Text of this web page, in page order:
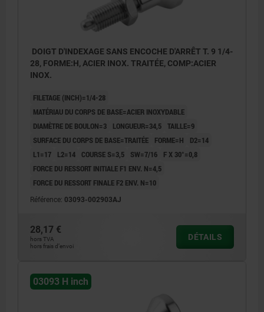
DOIGT D'INDEXAGE SANS ENCOCHE D'ARRÊT T. 9 1/4-
28, FORME:H, ACIER INOX. TRAITÉE, COMP:ACIER
INOX.
FILETAGE (INCH)=1/4-28
MATÉRIAU DU CORPS DE BASE=ACIER INOXYDABLE
DIAMÈTRE DE BOULON=3
LONGUEUR=34,5 TAILLE=9
SURFACE DU CORPS DE BASE=TRAITÉE
FORME=H
D2=14
L1=17
L2=14 COURSE S=3,5 SW=7/16
F X 30°=0,8
FORCE DU RESSORT INITIALE F1 ENV. N=4,5
FORCE DU RESSORT FINALE F2 ENV. N=10
Référence: 03093-002903AJ
28,17 €
hors TVA
hors frais d’envoi
DÉTAILS
03093 H inch